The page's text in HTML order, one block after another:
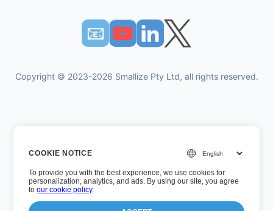
📧︎
Copyright © 2023-2026 Smallize Pty Ltd, all rights reserved.
개인 정보 정책
경영진 액세스
COOKIE NOTICE
To provide you with the best experience, we use cookies for
personalization, analytics, and ads. By using our site, you agree
toour cookie policy.